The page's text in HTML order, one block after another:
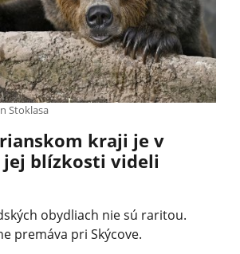
Stoklasa
kraji je v
jej blízkosti videli
obydliach nie sú raritou.
premáva pri Skýcove.